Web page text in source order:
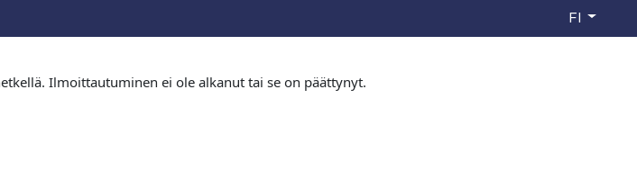
FI
Ilmoittautuminen ei ole alkanut tai se on päättynyt.